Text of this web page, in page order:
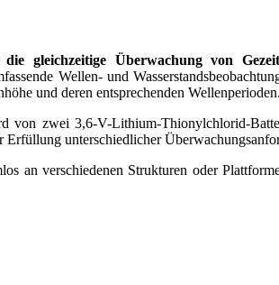
gleichzeitige Überwachung von
Wellen- und
und deren entsprechenden Wellenperioden.
von zwei 3,6-V-Lithium-Thionylchlorid-
unterschiedlicher
an verschiedenen Strukturen oder